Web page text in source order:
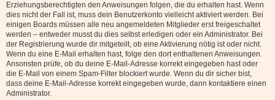
Erziehungsberechtigten den Anweisungen folgen, die du erhalten hast. Wenn
dies nicht der Fall ist, muss dein Benutzerkonto vielleicht aktiviert werden. Bei
einigen Boards müssen alle neu angemeldeten Mitglieder erst freigeschaltet
werden – entweder musst du dies selbst erledigen oder ein Administrator. Bei
der Registrierung wurde dir mitgeteilt, ob eine Aktivierung nötig ist oder nicht.
Wenn du eine E-Mail erhalten hast, folge den dort enthaltenen Anweisungen.
Ansonsten prüfe, ob du deine E-Mail-Adresse korrekt eingegeben hast oder
die E-Mail von einem Spam-Filter blockiert wurde. Wenn du dir sicher bist,
dass deine E-Mail-Adresse korrekt eingegeben wurde, dann kontaktiere einen
Administrator.